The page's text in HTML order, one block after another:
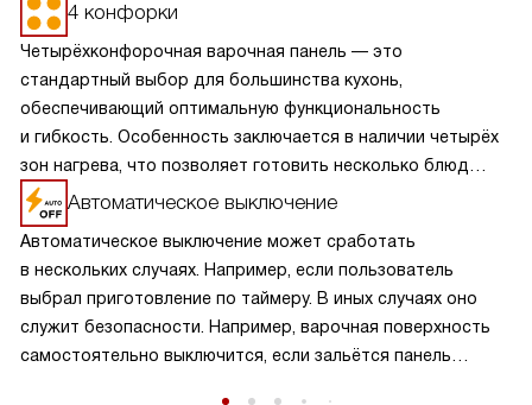
4 конфорки
Четырёхконфорочная варочная панель — это
стандартный выбор для большинства кухонь,
обеспечивающий оптимальную функциональность
и гибкость. Особенность заключается в наличии четырёх
зон нагрева, что позволяет готовить несколько блюд
одновременно, экономя время и усилия. Разнообразие
размеров и мощностей конфорок подходит для
различных кулинарных задач, от быстрого кипячения
до медленного тушения. Такая панель обеспечивает
равномерное распределение тепла и удобное
расположение посуды, что делает её идеальной для
семейного использования.
Автоматическое выключение
Автоматическое выключение может сработать
в нескольких случаях. Например, если пользователь
выбрал приготовление по таймеру. В иных случаях оно
служит безопасности. Например, варочная поверхность
самостоятельно выключится, если зальётся панель